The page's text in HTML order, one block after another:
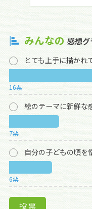
みんなの 感想グ
とても上手に描かれ
16票
絵のテーマに新鮮な
7票
自分の子どもの頃を
6票